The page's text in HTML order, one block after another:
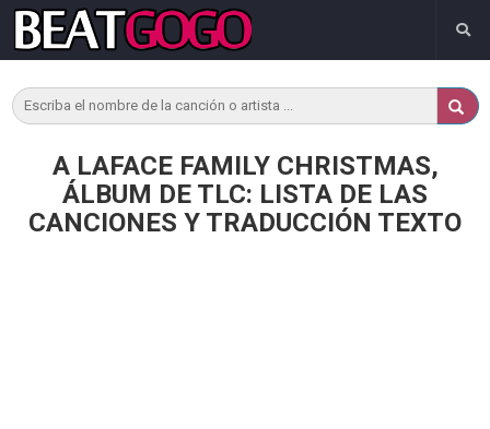
A LAFACE FAMILY CHRISTMAS,
ÁLBUM DE TLC: LISTA DE LAS
CANCIONES Y TRADUCCIÓN TEXTO